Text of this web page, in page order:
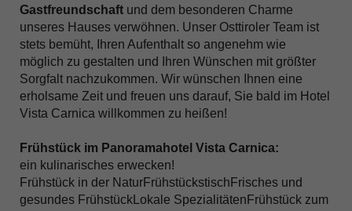
Gastfreundschaft und dem besonderen Charme
unseres Hauses verwöhnen. Unser Osttiroler Team ist
stets bemüht, Ihren Aufenthalt so angenehm wie
möglich zu gestalten und Ihren Wünschen mit größter
Sorgfalt nachzukommen. Wir wünschen Ihnen eine
erholsame Zeit und freuen uns darauf, Sie bald im Hotel
Vista Carnica willkommen zu heißen!
Frühstück im Panoramahotel Vista Carnica:
ein kulinarisches erwecken!
Frühstück in der NaturFrühstückstischFrisches und
gesundes FrühstückLokale SpezialitätenFrühstück zum